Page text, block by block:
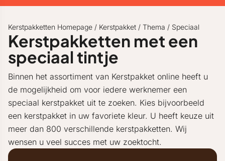
Kerstpakketten Homepage / Kerstpakket / Thema / Speciaal
Kerstpakketten met een
speciaal tintje
Binnen het assortiment van Kerstpakket online heeft u
de mogelijkheid om voor iedere werknemer een
speciaal kerstpakket uit te zoeken. Kies bijvoorbeeld
een kerstpakket in uw favoriete kleur. U heeft keuze uit
meer dan 800 verschillende kerstpakketten. Wij
wensen u veel succes met uw zoektocht.